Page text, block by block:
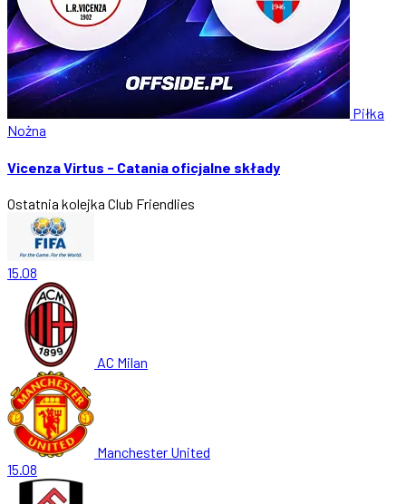
Piłka
Nożna
Vicenza Virtus - Catania oficjalne składy
Ostatnia kolejka Club Friendlies
15.08
AC Milan
Manchester United
15.08